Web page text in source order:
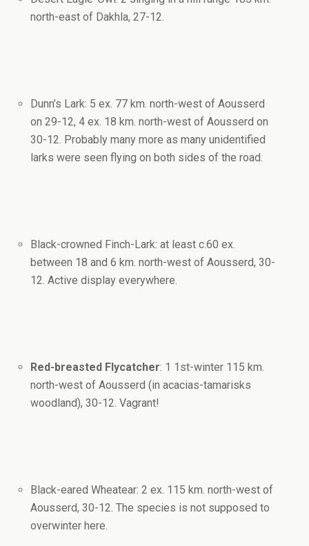
north-east of Dakhla, 27-12.
Dunn’s Lark: 5 ex. 77 km. north-west of Aousserd
on 29-12, 4 ex. 18 km. north-west of Aousserd on
30-12. Probably many more as many unidentified
larks were seen flying on both sides of the road.
Black-crowned Finch-Lark: at least c.60 ex.
between 18 and 6 km. north-west of Aousserd, 30-
12. Active display everywhere.
Red-breasted Flycatcher: 1 1st-winter 115 km.
north-west of Aousserd (in acacias-tamarisks
woodland), 30-12. Vagrant!
Black-eared Wheatear: 2 ex. 115 km. north-west of
Aousserd, 30-12. The species is not supposed to
overwinter here.